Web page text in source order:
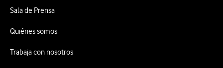
Sala de Prensa
Quiénes somos
Trabaja con nosotros